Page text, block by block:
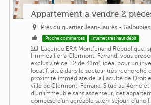
Appartement a vendre 2
Près du quartier Jean-Jaurès - Galoubies
Proche commerces Internet très haut débit
L'agence ERA Montferrand République,
l'immobilier à Clermont-Ferrand, vous
exclusivité ce T2 de 41m², idéal pour un
locatif, situé dans le secteur très recherché
proximité immédiate de la Faculté de Droit
ville de Clermont-Ferrand. Situé au 4ème et
d'un immeuble sans ascenseur, cet
compose d'un agréable salon-séjour, d'une